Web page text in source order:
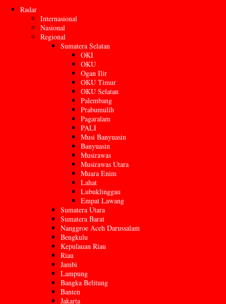
Radar
Internasional
Nasional
Regional
Sumatera Selatan
OKI
OKU
Ogan Ilir
OKU Timur
OKU Selatan
Palembang
Prabumulih
Pagaralam
PALI
Musi Banyuasin
Banyuasin
Musirawas
Musirawas Utara
Muara Enim
Lahat
Lubuklinggau
Empat Lawang
Sumatera Utara
Sumatera Barat
Nanggroe Aceh Darussalam
Bengkulu
Kepulauan Riau
Riau
Jambi
Lampung
Bangka Belitung
Banten
Jakarta